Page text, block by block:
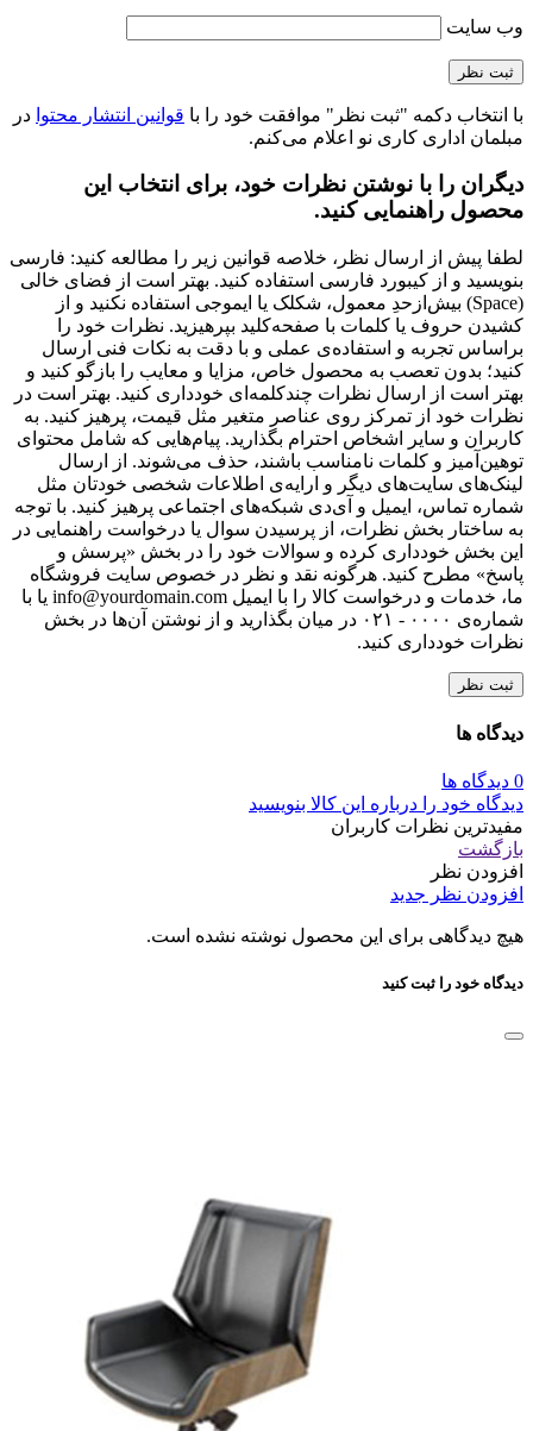
وب‌ سایت
با انتخاب دکمه "ثبت نظر" موافقت خود را با قوانین انتشار محتوا در
مبلمان اداری کاری نو اعلام می‌کنم.
دیگران را با نوشتن نظرات خود، برای انتخاب این
محصول راهنمایی کنید.
لطفا پیش از ارسال نظر، خلاصه قوانین زیر را مطالعه کنید: فارسی
بنویسید و از کیبورد فارسی استفاده کنید. بهتر است از فضای خالی
(Space) بیش‌از‌حدِ معمول، شکلک یا ایموجی استفاده نکنید و از
کشیدن حروف یا کلمات با صفحه‌کلید بپرهیزید. نظرات خود را
براساس تجربه و استفاده‌ی عملی و با دقت به نکات فنی ارسال
کنید؛ بدون تعصب به محصول خاص، مزایا و معایب را بازگو کنید و
بهتر است از ارسال نظرات چندکلمه‌‌ای خودداری کنید. بهتر است در
نظرات خود از تمرکز روی عناصر متغیر مثل قیمت، پرهیز کنید. به
کاربران و سایر اشخاص احترام بگذارید. پیام‌هایی که شامل محتوای
توهین‌آمیز و کلمات نامناسب باشند، حذف می‌شوند. از ارسال
لینک‌های سایت‌های دیگر و ارایه‌ی اطلاعات شخصی خودتان مثل
شماره تماس، ایمیل و آی‌دی شبکه‌های اجتماعی پرهیز کنید. با توجه
به ساختار بخش نظرات، از پرسیدن سوال یا درخواست راهنمایی در
این بخش خودداری کرده و سوالات خود را در بخش «پرسش و
پاسخ» مطرح کنید. هرگونه نقد و نظر در خصوص سایت فروشگاه
ما، خدمات و درخواست کالا را با ایمیل info@yourdomain.com یا با
شماره‌ی ۰۰۰۰ - ۰۲۱ در میان بگذارید و از نوشتن آن‌ها در بخش
نظرات خودداری کنید.
ثبت نظر
دیدگاه ها
0 دیدگاه ها
دیدگاه خود را درباره این کالا بنویسید
مفیدترین نظرات کاربران
بازگشت
افزودن نظر
افزودن نظر جدید
هیچ دیدگاهی برای این محصول نوشته نشده است.
دیدگاه خود را ثبت کنید